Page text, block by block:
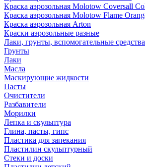
Краска аэрозольная Molotow Coversall
Краска аэрозольная Molotow Flame
Краска аэрозольная Arton
Краски аэрозольные разные
Лаки, грунты, вспомогательные средства
Грунты
Лаки
Масла
Маскирующие жидкости
Пасты
Очистители
Разбавители
Морилки
Лепка и скульптура
Глина, пасты, гипс
Пластика для запекания
Пластилин скульптурный
Стеки и доски